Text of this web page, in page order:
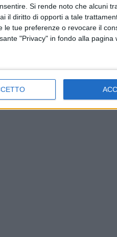
Si rende noto che alcuni
il diritto di opporti a tale
tue preferenze o revocare il
"Privacy" in fondo alla pagina